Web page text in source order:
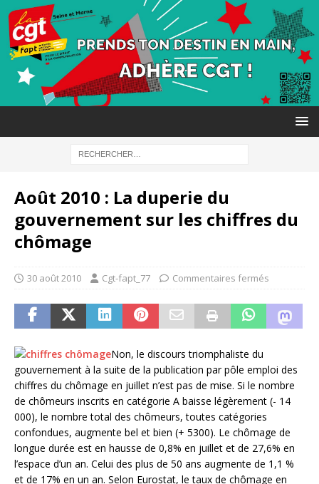
Août 2010 : La duperie du
gouvernement sur les chiffres du
chômage
30 août 2010 Cgt-fapt_77 Commentaires fermés
Non, le discours triomphaliste du
gouvernement à la suite de la publication par pôle emploi des
chiffres du chômage en juillet n’est pas de mise. Si le nombre
de chômeurs inscrits en catégorie A baisse légèrement (- 14
000), le nombre total des chômeurs, toutes catégories
confondues, augmente bel et bien (+ 5300). Le chômage de
longue durée est en hausse de 0,8% en juillet et de 27,6% en
l’espace d’un an. Celui des plus de 50 ans augmente de 1,1 %
et de 17% en un an. Selon Eurostat, le taux de chômage en